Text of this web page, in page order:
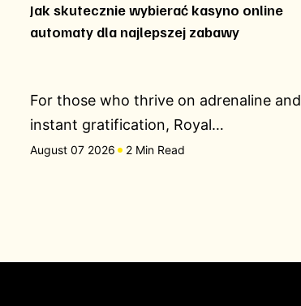
Jak skutecznie wybierać kasyno online
automaty dla najlepszej zabawy
For those who thrive on adrenaline and
instant gratification, Royal…
August 07 2026 2 Min Read